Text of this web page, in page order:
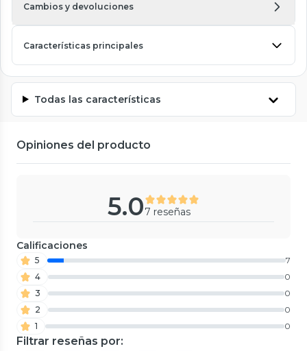
Cambios y devoluciones
Características principales
Todas las características
Opiniones del producto
5.07 reseñas
Calificaciones
5
7
4
0
3
0
2
0
1
0
Filtrar reseñas por: